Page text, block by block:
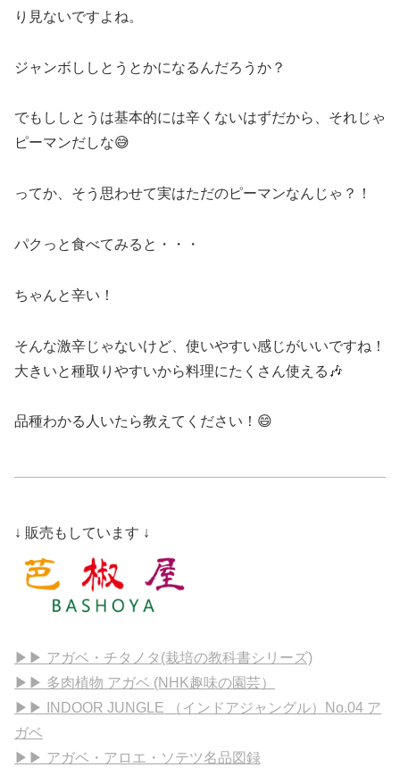
り見ないですよね。
ジャンボししとうとかになるんだろうか？
でもししとうは基本的には辛くないはずだから、それじゃ
ピーマンだしな😅
ってか、そう思わせて実はただのピーマンなんじゃ？！
パクっと食べてみると・・・
ちゃんと辛い！
そんな激辛じゃないけど、使いやすい感じがいいですね！
大きいと種取りやすいから料理にたくさん使える🎶
品種わかる人いたら教えてください！😄
↓ 販売もしています ↓
▶▶ アガベ・チタノタ(栽培の教科書シリーズ)
▶▶ 多肉植物 アガベ (NHK趣味の園芸）
▶▶ INDOOR JUNGLE （インドアジャングル）No.04 ア
ガベ
▶▶ アガベ・アロエ・ソテツ名品図録